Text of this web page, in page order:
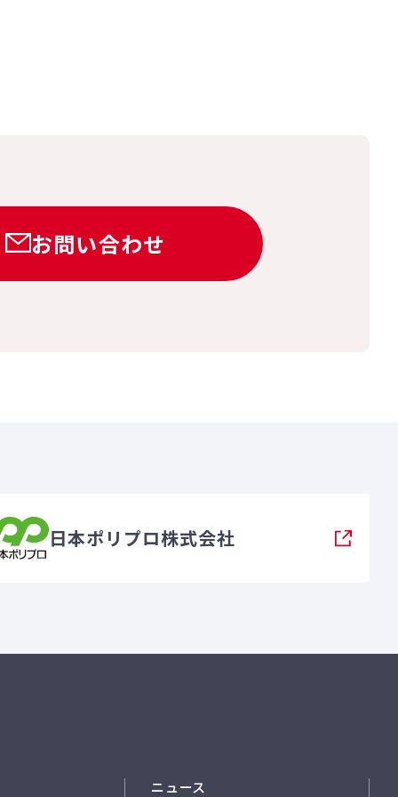
お問い合わせ
日本ポリプロ株式会社
ニュース